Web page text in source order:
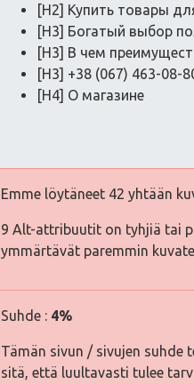
[H2] Купить товары
[H3] Богатый выбор
[H3] В чем
[H3] +38 (067) 463-08-
[H4] О магазине
Emme löytäneet 42 yhtään
9 Alt-attribuutit on tyhjiä tai
ymmärtävät paremmin
Suhde : 4%
Tämän sivun / sivujen suhde
sitä, että luultavasti tulee